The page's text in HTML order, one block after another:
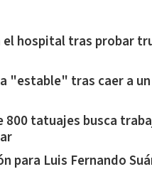
hospital tras probar
"estable" tras caer a
800 tatuajes busca
para Luis Fernando